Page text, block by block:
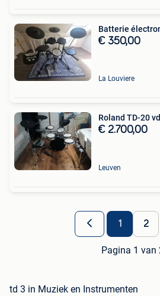
Batterie
€ 350,00
La Louviere
Roland TD-20
€ 2.700,00
Leuven
1 2
Pagina 1 van
td 3 in Muziek en Instrumenten